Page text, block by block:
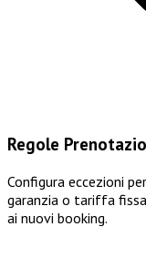
Regole
Configura eccezioni
garanzia o tariffa
ai nuovi booking.